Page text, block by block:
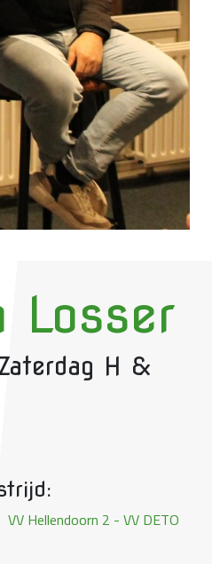
Losser
H &
VV Hellendoorn 2 - VV DETO